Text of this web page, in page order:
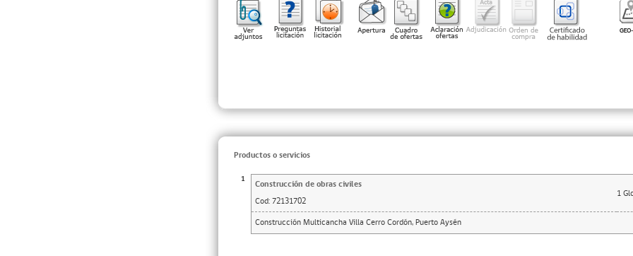
Productos o servicios
1 Construcción de obras civiles
1
Cod: 72131702
Construcción Multicancha Villa Cerro Cordón, Puerto Aysén